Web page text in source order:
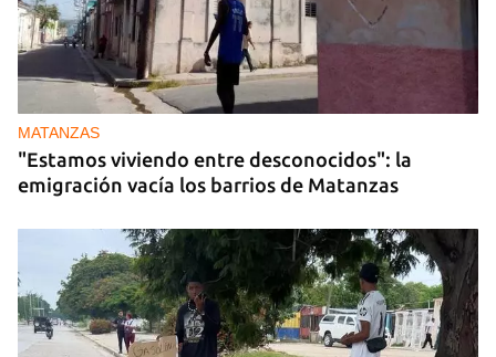
MATANZAS
"Estamos viviendo entre desconocidos": la
emigración vacía los barrios de Matanzas